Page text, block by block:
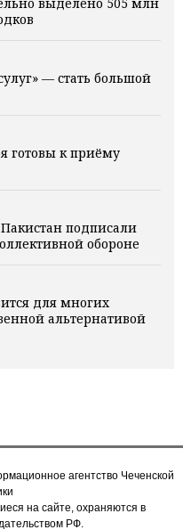
— стать большой
готовы к приёму
подписали
обороне
для многих
альтернативой
агентство Чеченской
на сайте, охраняются в
РФ.